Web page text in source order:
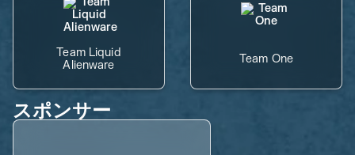
Team Liquid
Alienware
Team One
スポンサー